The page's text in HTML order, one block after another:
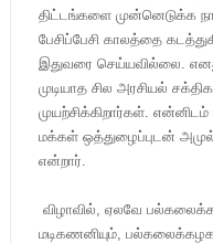
திட்டங்களை முன்னெடுக்க
பேசிப்பேசி காலத்தை
இதுவரை செய்யவில்லை.
முடியாத சில அரசியல்
முயற்சிக்கிறார்கள்.
மக்கள் ஒத்துழைப்புடன்
என்றார்.
விழாவில், ஏலவே
மடிகணனியும்,